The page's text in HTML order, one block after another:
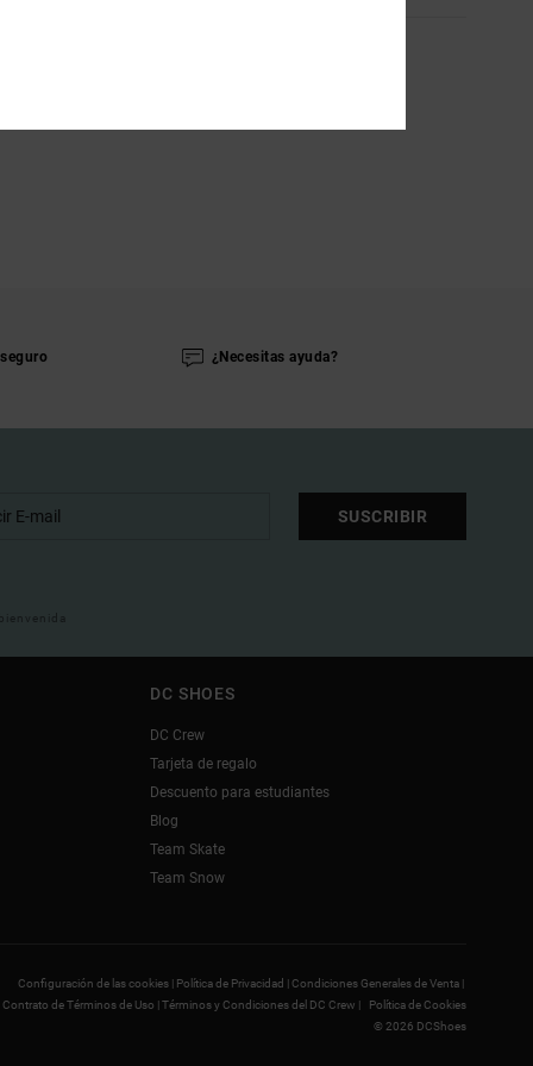
¿Necesitas ayuda?
SUSCRIBIR
DC SHOES
DC Crew
Tarjeta de regalo
Descuento para estudiantes
Blog
Team Skate
Team Snow
Configuración de las cookies | Política de Privacidad |Condiciones Generales de Venta |
Contrato de Términos de Uso |Términos y Condiciones del DC Crew |
Política de Cookies
© 2026 DCShoes